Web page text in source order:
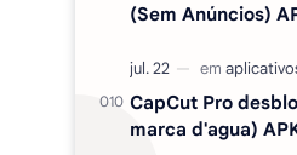
(Sem Anúncios)
CapCut Pro
marca d'agua)